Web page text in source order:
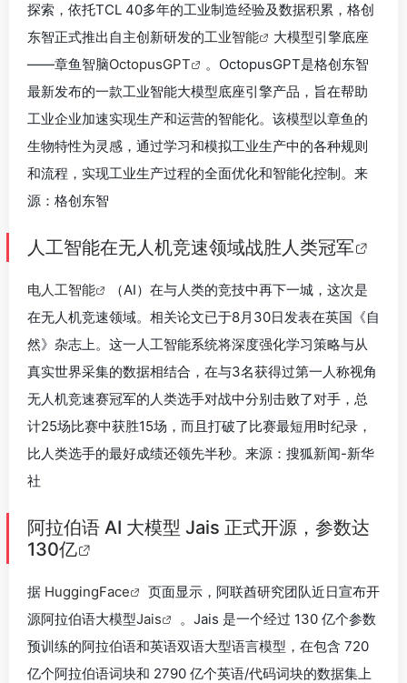
探索，依托TCL 40多年的工业制造经验及数据积累，格创
东智正式推出自主创新研发的工业智能
大模型引擎底座
——章鱼智脑OctopusGPT
。OctopusGPT是格创东智
最新发布的一款工业智能大模型底座引擎产品，旨在帮助
工业企业加速实现生产和运营的智能化。该模型以章鱼的
生物特性为灵感，通过学习和模拟工业生产中的各种规则
和流程，实现工业生产过程的全面优化和智能化控制。来
源：格创东智
人工智能在无人机竞速领域战胜人类冠军
电人工智能
（AI）在与人类的竞技中再下一城，这次是
在无人机竞速领域。相关论文已于8月30日发表在英国《自
然》杂志上。这一人工智能系统将深度强化学习策略与从
真实世界采集的数据相结合，在与3名获得过第一人称视角
无人机竞速赛冠军的人类选手对战中分别击败了对手，总
计25场比赛中获胜15场，而且打破了比赛最短用时纪录，
比人类选手的最好成绩还领先半秒。来源：搜狐新闻-新华
社
阿拉伯语 AI 大模型 Jais 正式开源，参数达
130亿
据 HuggingFace
页面显示，阿联酋研究团队近日宣布开
源阿拉伯语大模型Jais
。Jais 是一个经过 130 亿个参数
预训练的阿拉伯语和英语双语大型语言模型，在包含 720
亿个阿拉伯语词块和 2790 亿个英语/代码词块的数据集上